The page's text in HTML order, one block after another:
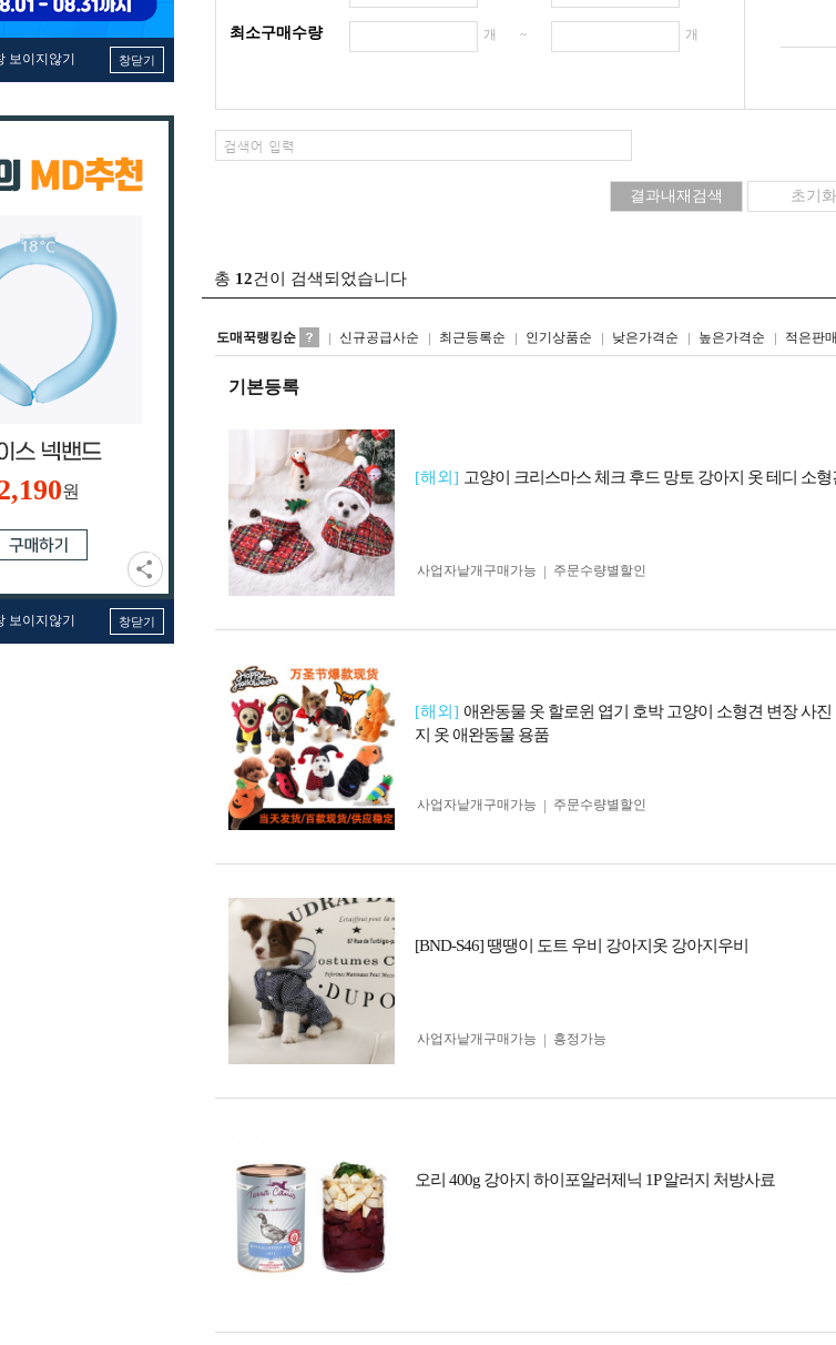
보이지않기 창닫기
원
보이지않기 창닫기
최소구매수량 개 ~ 개
총 12건이 검색되었습니다
도매꾹랭킹순 신규공급사순 최근등록순 인기상품순 낮은가격순 높은가격순 적은판
리스트형갤러리형
기본등록
[해외] 고양이 크리스마스 체크 후드 망토 강아지 옷 테디 소형
사업자 낱개구매가능 주문수량별할인
[해외] 애완동물 옷 할로윈 엽기 호박 고양이 소형견 변장 사진
지 옷 애완동물 용품
사업자 낱개구매가능 주문수량별할인
[BND-S46] 땡땡이 도트 우비 강아지옷 강아지우비
사업자 낱개구매가능 흥정가능
오리 400g 강아지 하이포알러제닉 1P 알러지 처방사료